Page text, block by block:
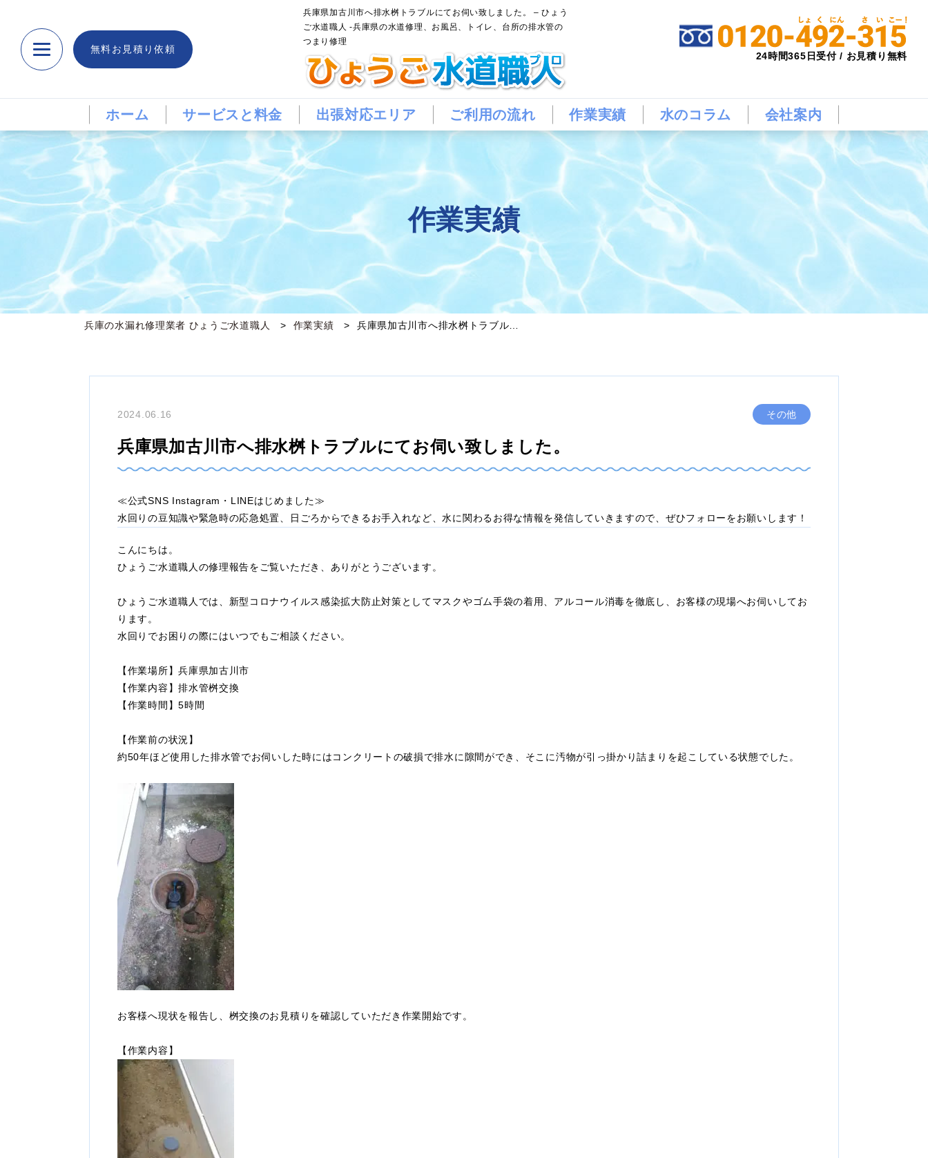
無料お見積り依頼
兵庫県加古川市へ排水桝トラブルにてお伺い致しました。 – ひょう
ご水道職人 -兵庫県の水道修理、お風呂、トイレ、台所の排水管の
つまり修理
24時間365日受付 / お見積り無料
ホーム サービスと料金 出張対応エリア ご利用の流れ 作業実績 水のコラム 会社案内
作業実績
兵庫の水漏れ修理業者 ひょうご水道職人 作業実績 兵庫県加古川市へ排水桝トラブル…
2024.06.16 その他
兵庫県加古川市へ排水桝トラブルにてお伺い致しました。
≪公式SNS Instagram・LINEはじめました≫
水回りの豆知識や緊急時の応急処置、日ごろからできるお手入れなど、水に関わるお得な情報を発信していきますので、ぜひフォローをお願いします！
こんにちは。
ひょうご水道職人の修理報告をご覧いただき、ありがとうございます。
ひょうご水道職人では、新型コロナウイルス感染拡大防止対策としてマスクやゴム手袋の着用、アルコール消毒を徹底し、お客様の現場へお伺いしてお
ります。
水回りでお困りの際にはいつでもご相談ください。
【作業場所】兵庫県加古川市
【作業内容】排水管桝交換
【作業時間】5時間
【作業前の状況】
約50年ほど使用した排水管でお伺いした時にはコンクリートの破損で排水に隙間ができ、そこに汚物が引っ掛かり詰まりを起こしている状態でした。
お客様へ現状を報告し、桝交換のお見積りを確認していただき作業開始です。
【作業内容】